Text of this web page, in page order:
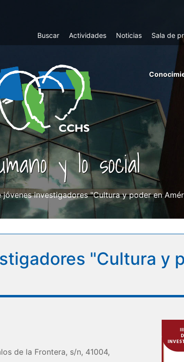
Top
Buscar Actividades Noticias Sala de
menu
abierto
y lo social
jóvenes investigadores "Cultura y poder en
"Cultura y
de la Frontera, s/n, 41004,